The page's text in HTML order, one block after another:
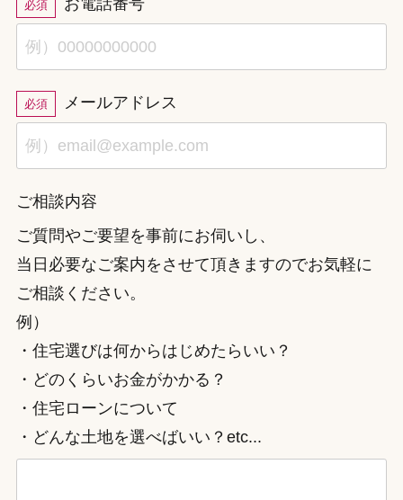
必須
必須 メールアドレス
ご相談内容
ご質問やご要望を事前にお伺いし、
当日必要なご案内をさせて頂きますのでお気軽に
ご相談ください。
例）
・住宅選びは何からはじめたらいい？
・どのくらいお金がかかる？
・住宅ローンについて
・どんな土地を選べばいい？etc...